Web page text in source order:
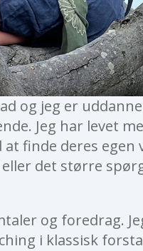
og jeg er
Jeg har levet
finde deres egen
det større
og foredrag.
i klassisk